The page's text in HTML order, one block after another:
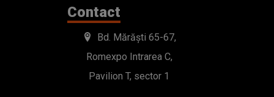
Contact
Bd. Mărăști 65-67,
Romexpo Intrarea C,
Pavilion T, sector 1